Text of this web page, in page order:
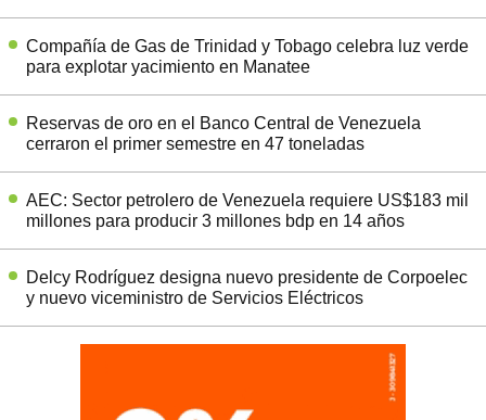
Compañía de Gas de Trinidad y Tobago celebra luz verde
para explotar yacimiento en Manatee
Reservas de oro en el Banco Central de Venezuela
cerraron el primer semestre en 47 toneladas
AEC: Sector petrolero de Venezuela requiere US$183 mil
millones para producir 3 millones bdp en 14 años
Delcy Rodríguez designa nuevo presidente de Corpoelec
y nuevo viceministro de Servicios Eléctricos